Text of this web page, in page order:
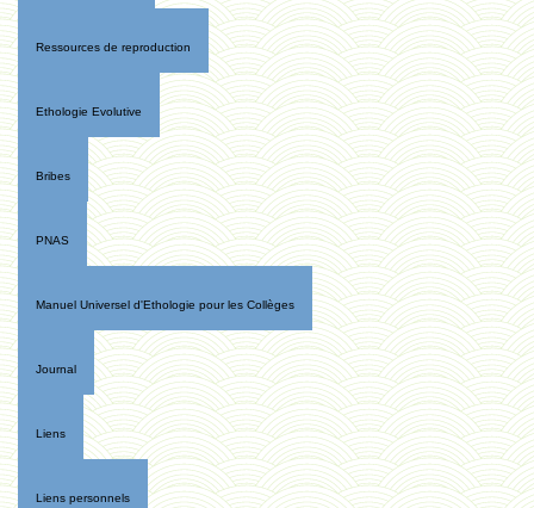
Ressources de reproduction
Ethologie Evolutive
Bribes
PNAS
Manuel Universel d'Ethologie pour les Collèges
Journal
Liens
Liens personnels